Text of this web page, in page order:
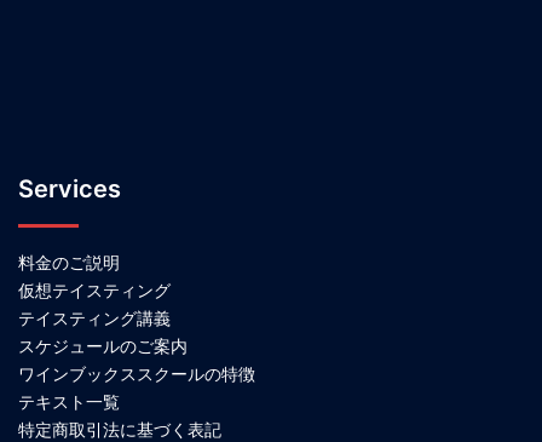
Services
料金のご説明
仮想テイスティング
テイスティング講義
スケジュールのご案内
ワインブックススクールの特徴
テキスト一覧
特定商取引法に基づく表記